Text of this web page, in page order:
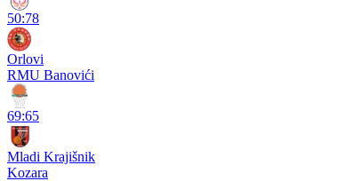
50:78
Orlovi
RMU Banovići
69:65
Mladi Krajišnik
Kozara